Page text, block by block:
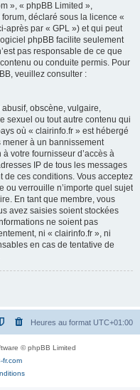
», « phpBB Limited »,
déclaré sous la licence «
après par « GPL ») et qui peut
phpBB facilite seulement
pas responsable de ce que
ou conduite permis. Pour
veuillez consulter :
obscène, vulgaire,
sexuel ou tout autre contenu qui
où « clairinfo.fr » est hébergé
à un bannissement
votre fournisseur d’accès à
IP de tous les messages
ces conditions. Vous acceptez
ou verrouille n’importe quel sujet
En tant que membre, vous
avez saisies soient stockées
ne soient pas
ni « clairinfo.fr », ni
en cas de tentative de
Heures au format UTC+01:00
© phpBB Limited
fr.com